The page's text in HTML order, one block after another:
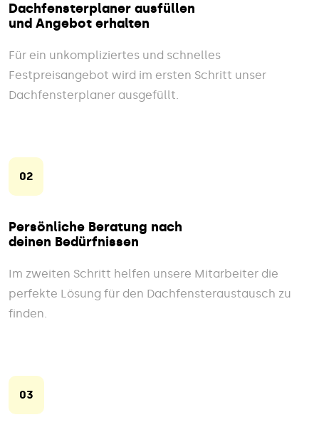
Dachfensterplaner ausfüllen
und Angebot erhalten
Für ein unkompliziertes und schnelles
Festpreisangebot wird im ersten Schritt unser
Dachfensterplaner ausgefüllt.
02
Persönliche Beratung nach
deinen Bedürfnissen
Im zweiten Schritt helfen unsere Mitarbeiter die
perfekte Lösung für den Dachfensteraustausch zu
finden.
03